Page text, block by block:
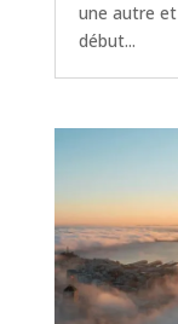
une autre et
début...